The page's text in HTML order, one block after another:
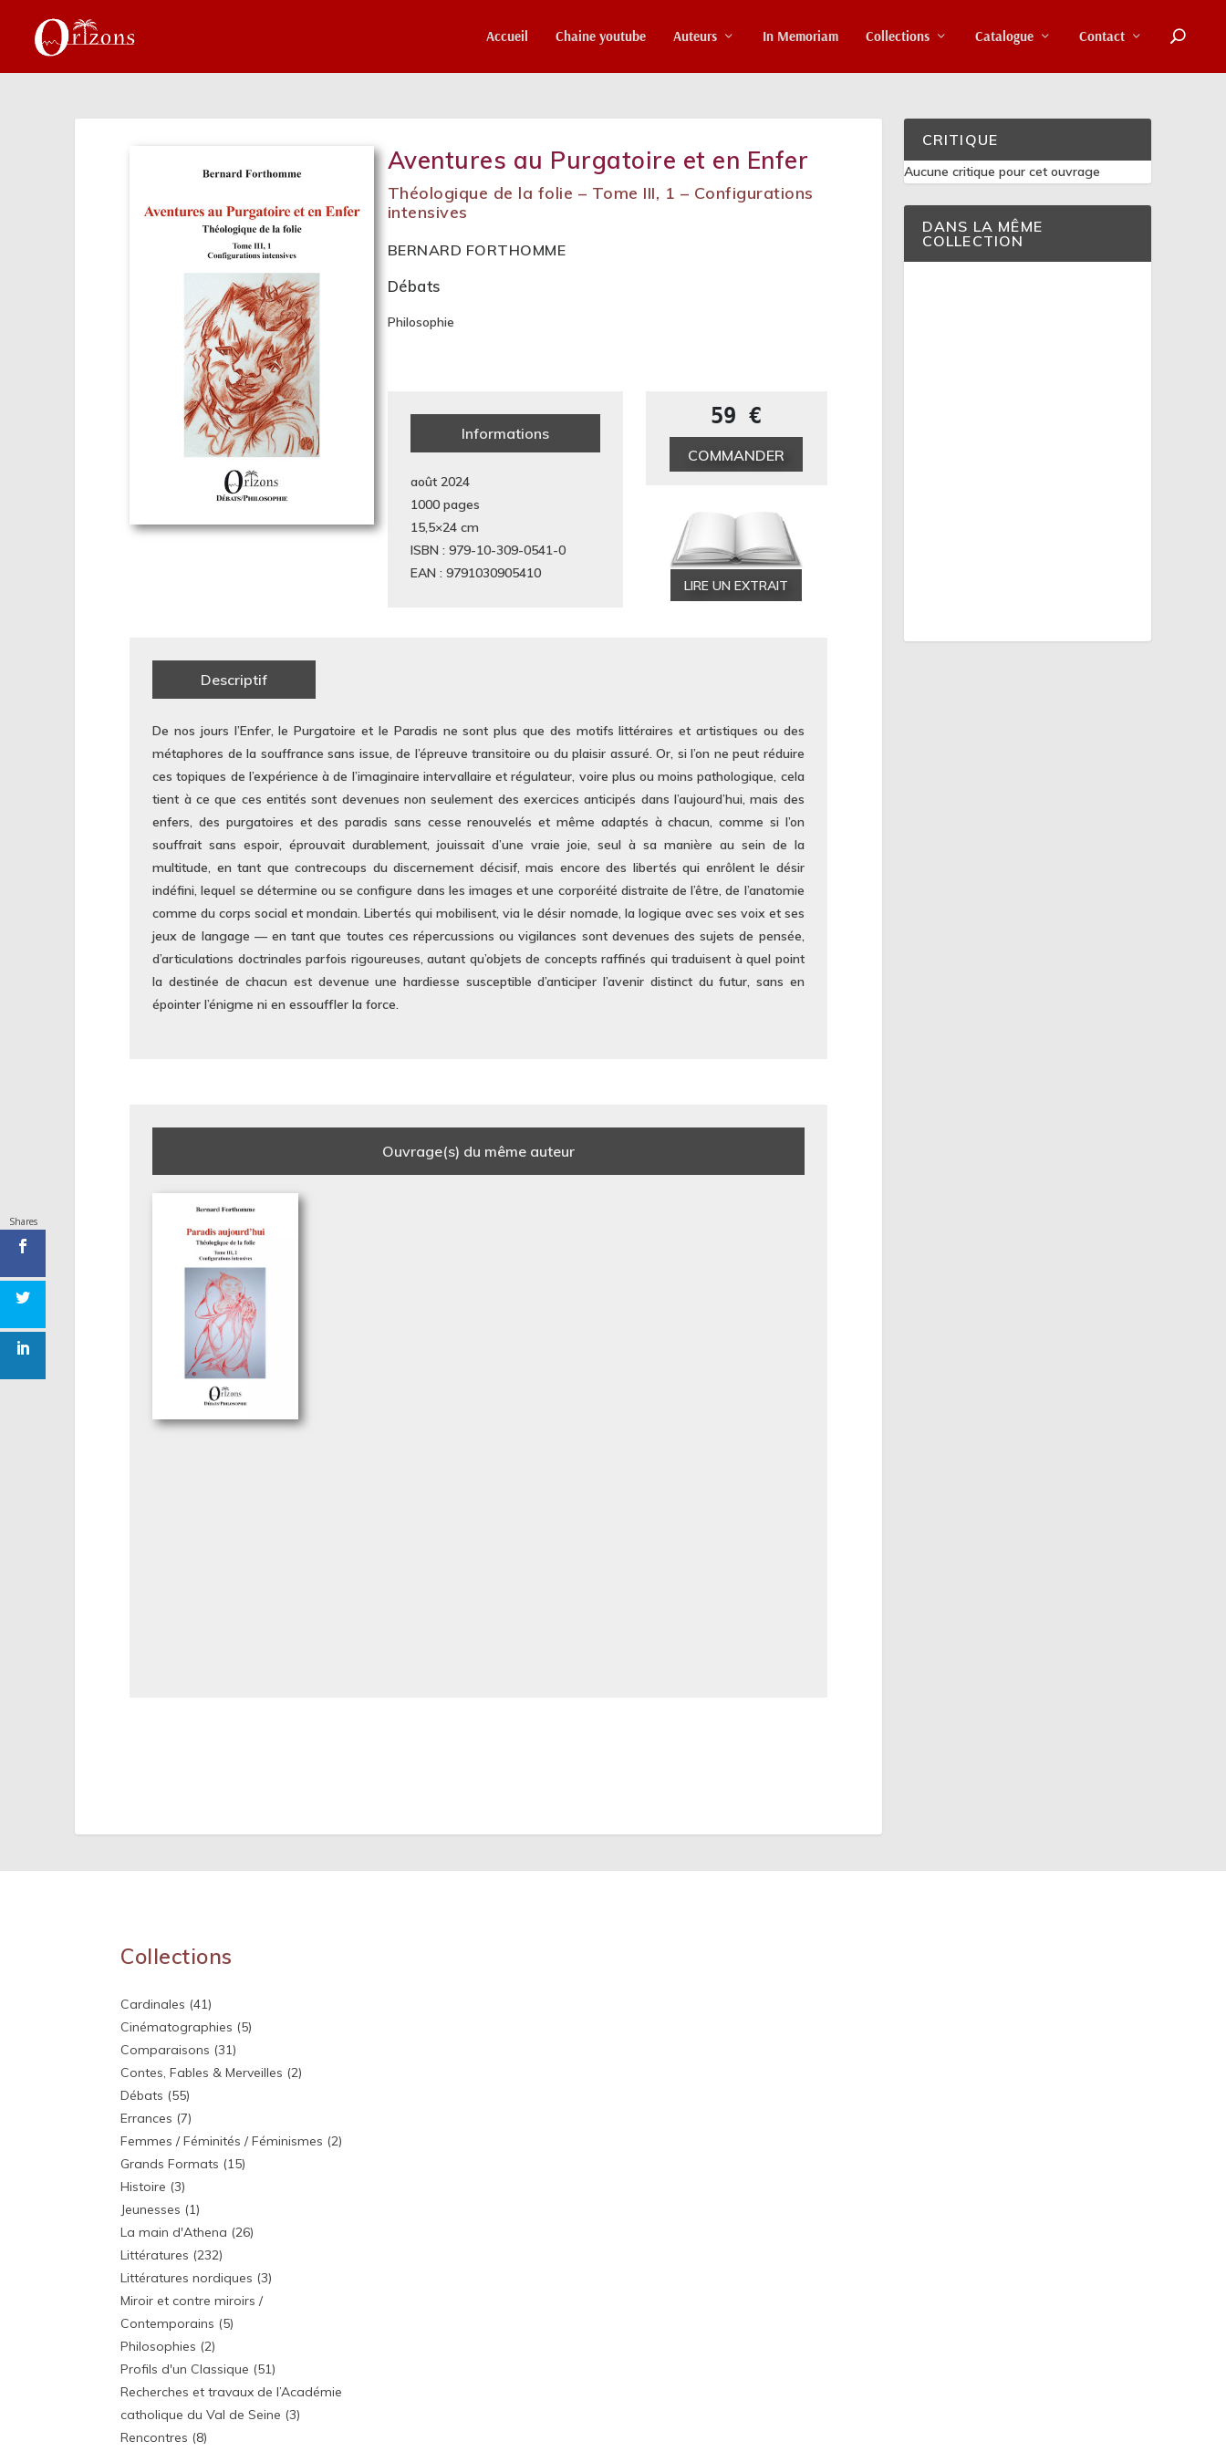
Accueil Chaine youtube Auteurs In Memoriam Collections Catalogue Contact
Aventures au Purgatoire et en Enfer
Théologique de la folie – Tome III, 1 – Configurations
intensives
BERNARD FORTHOMME
Débats
Philosophie
Informations
août 2024
1000 pages
15,5×24cm
ISBN : 979-10-309-0541-0
EAN : 9791030905410
59 €
COMMANDER
LIRE UN EXTRAIT
Descriptif
De nos jours l’Enfer, le Purgatoire et le Paradis ne sont plus que des motifs littéraires et artistiques ou des
métaphores de la souffrance sans issue, de l’épreuve transitoire ou du plaisir assuré. Or, si l’on ne peut réduire
ces topiques de l’expérience à de l’imaginaire intervallaire et régulateur, voire plus ou moins pathologique, cela
tient à ce que ces entités sont devenues non seulement des exercices anticipés dans l’aujourd’hui, mais des
enfers, des purgatoires et des paradis sans cesse renouvelés et même adaptés à chacun, comme si l’on
souffrait sans espoir, éprouvait durablement, jouissait d’une vraie joie, seul à sa manière au sein de la
multitude, en tant que contrecoups du discernement décisif, mais encore des libertés qui enrôlent le désir
indéfini, lequel se détermine ou se configure dans les images et une corporéité distraite de l’être, de l’anatomie
comme du corps social et mondain. Libertés qui mobilisent, via le désir nomade, la logique avec ses voix et ses
jeux de langage — en tant que toutes ces répercussions ou vigilances sont devenues des sujets de pensée,
d’articulations doctrinales parfois rigoureuses, autant qu’objets de concepts raffinés qui traduisent à quel point
la destinée de chacun est devenue une hardiesse susceptible d’anticiper l’avenir distinct du futur, sans en
épointer l’énigme ni en essouffler la force.
Ouvrage(s) du même auteur
CRITIQUE
Aucune critique pour cet ouvrage
DANS LA MÊME
COLLECTION
Collections
Cardinales (41)
Cinématographies (5)
Comparaisons (31)
Contes, Fables & Merveilles (2)
Débats (55)
Errances (7)
Femmes / Féminités / Féminismes (2)
Grands Formats (15)
Histoire (3)
Jeunesses (1)
La main d'Athena (26)
Littératures (232)
Littératures nordiques (3)
Miroir et contre miroirs /
Contemporains (5)
Philosophies (2)
Profils d'un Classique (51)
Recherches et travaux de l’Académie
catholique du Val de Seine (3)
Rencontres (8)
Shares